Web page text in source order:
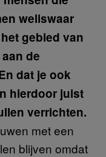
weliswaar
gebied van
de
dat je ook
hierdoor juist
verrichten.
met een
blijven omdat